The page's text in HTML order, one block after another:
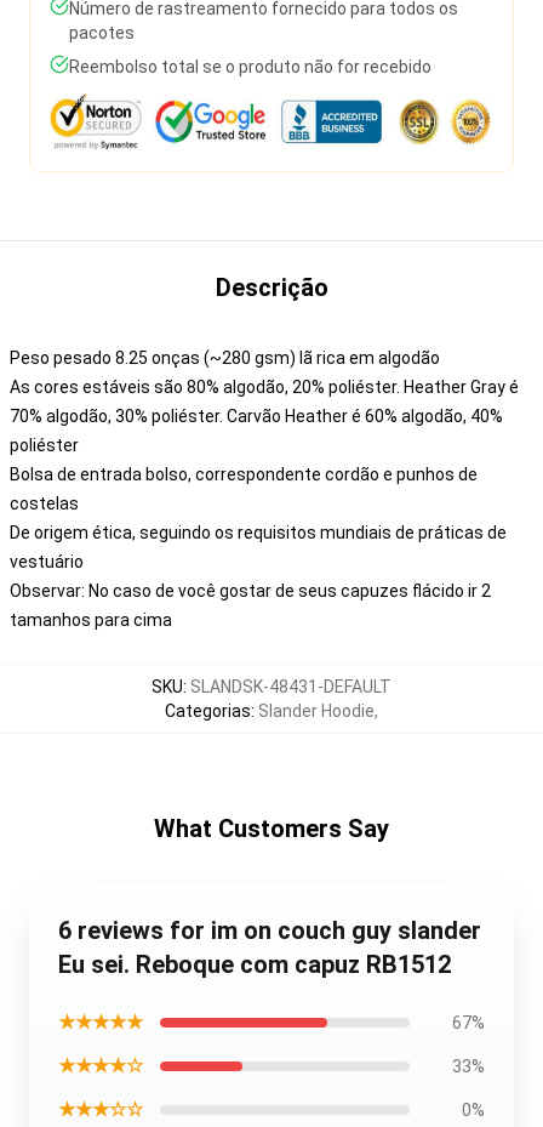
Número de rastreamento fornecido para todos os
pacotes
Reembolso total se o produto não for recebido
Descrição
Peso pesado 8.25 onças (~280 gsm) lã rica em algodão
As cores estáveis são 80% algodão, 20% poliéster. Heather Gray é
70% algodão, 30% poliéster. Carvão Heather é 60% algodão, 40%
poliéster
Bolsa de entrada bolso, correspondente cordão e punhos de
costelas
De origem ética, seguindo os requisitos mundiais de práticas de
vestuário
Observar: No caso de você gostar de seus capuzes flácido ir 2
tamanhos para cima
SKU: SLANDSK-48431-DEFAULT
Categorias: Slander Hoodie,
What Customers Say
6 reviews for im on couch guy slander
Eu sei. Reboque com capuz RB1512
★★★★★ 67%
★★★★☆ 33%
★★★☆☆ 0%